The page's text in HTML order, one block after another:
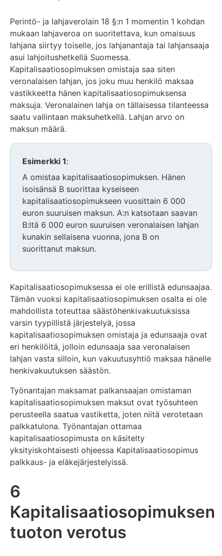
Perintö- ja lahjaverolain 18 §:n 1 momentin 1 kohdan
mukaan lahjaveroa on suoritettava, kun omaisuus
lahjana siirtyy toiselle, jos lahjanantaja tai lahjansaaja
asui lahjoitushetkellä Suomessa.
Kapitalisaatiosopimuksen omistaja saa siten
veronalaisen lahjan, jos joku muu henkilö maksaa
vastikkeetta hänen kapitalisaatiosopimuksensa
maksuja. Veronalainen lahja on tällaisessa tilanteessa
saatu vallintaan maksuhetkellä. Lahjan arvo on
maksun määrä.
Esimerkki 1:
A omistaa kapitalisaatiosopimuksen. Hänen
isoisänsä B suorittaa kyseiseen
kapitalisaatiosopimukseen vuosittain 6 000
euron suuruisen maksun. A:n katsotaan saavan
B:ltä 6 000 euron suuruisen veronalaisen lahjan
kunakin sellaisena vuonna, jona B on
suorittanut maksun.
Kapitalisaatiosopimuksessa ei ole erillistä edunsaajaa.
Tämän vuoksi kapitalisaatiosopimuksen osalta ei ole
mahdollista toteuttaa säästöhenkivakuutuksissa
varsin tyypillistä järjestelyä, jossa
kapitalisaatiosopimuksen omistaja ja edunsaaja ovat
eri henkilöitä, jolloin edunsaaja saa veronalaisen
lahjan vasta silloin, kun vakuutusyhtiö maksaa hänelle
henkivakuutuksen säästön.
Työnantajan maksamat palkansaajan omistaman
kapitalisaatiosopimuksen maksut ovat työsuhteen
perusteella saatua vastiketta, joten niitä verotetaan
palkkatulona. Työnantajan ottamaa
kapitalisaatiosopimusta on käsitelty
yksityiskohtaisesti ohjeessa Kapitalisaatiosopimus
palkkaus- ja eläkejärjestelyissä.
6
Kapitalisaatiosopimuksen
tuoton verotus